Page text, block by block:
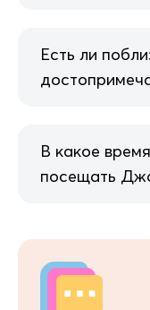
Есть ли
В какое
посещать